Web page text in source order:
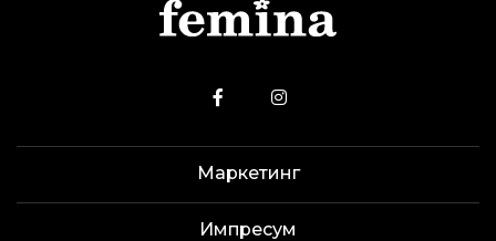
Маркетинг
Импресум